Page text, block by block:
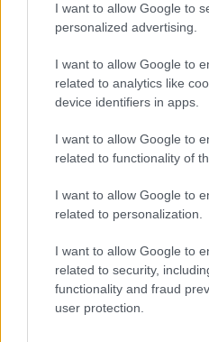
I want to allow Google to
personalized advertising.
I want to allow Google to
related to analytics like
device identifiers in apps.
I want to allow Google to
related to functionality of
I want to allow Google to
related to personalization.
I want to allow Google to
related to security,
functionality and fraud
user protection.
și cantitatea somnului pe
efectuat în 2010 a
persoane pe parcursul a
fost asocierea între
riscul crescut de diabet și